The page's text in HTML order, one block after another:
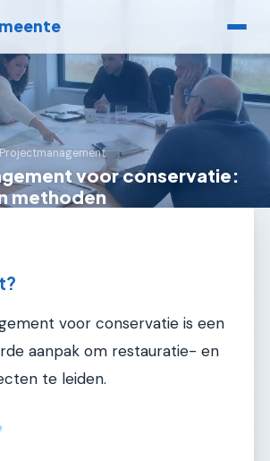
Projectmanagement
voor conservatie:
methoden
voor conservatie is een
aanpak om restauratie- en
te leiden.